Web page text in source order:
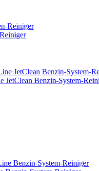
Benzin-System-